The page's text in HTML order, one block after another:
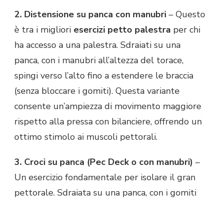
2. Distensione su panca con manubri – Questo
è tra i migliori esercizi petto palestra per chi
ha accesso a una palestra. Sdraiati su una
panca, con i manubri all’altezza del torace,
spingi verso l’alto fino a estendere le braccia
(senza bloccare i gomiti). Questa variante
consente un’ampiezza di movimento maggiore
rispetto alla pressa con bilanciere, offrendo un
ottimo stimolo ai muscoli pettorali.
3. Croci su panca (Pec Deck o con manubri) –
Un esercizio fondamentale per isolare il gran
pettorale. Sdraiata su una panca, con i gomiti